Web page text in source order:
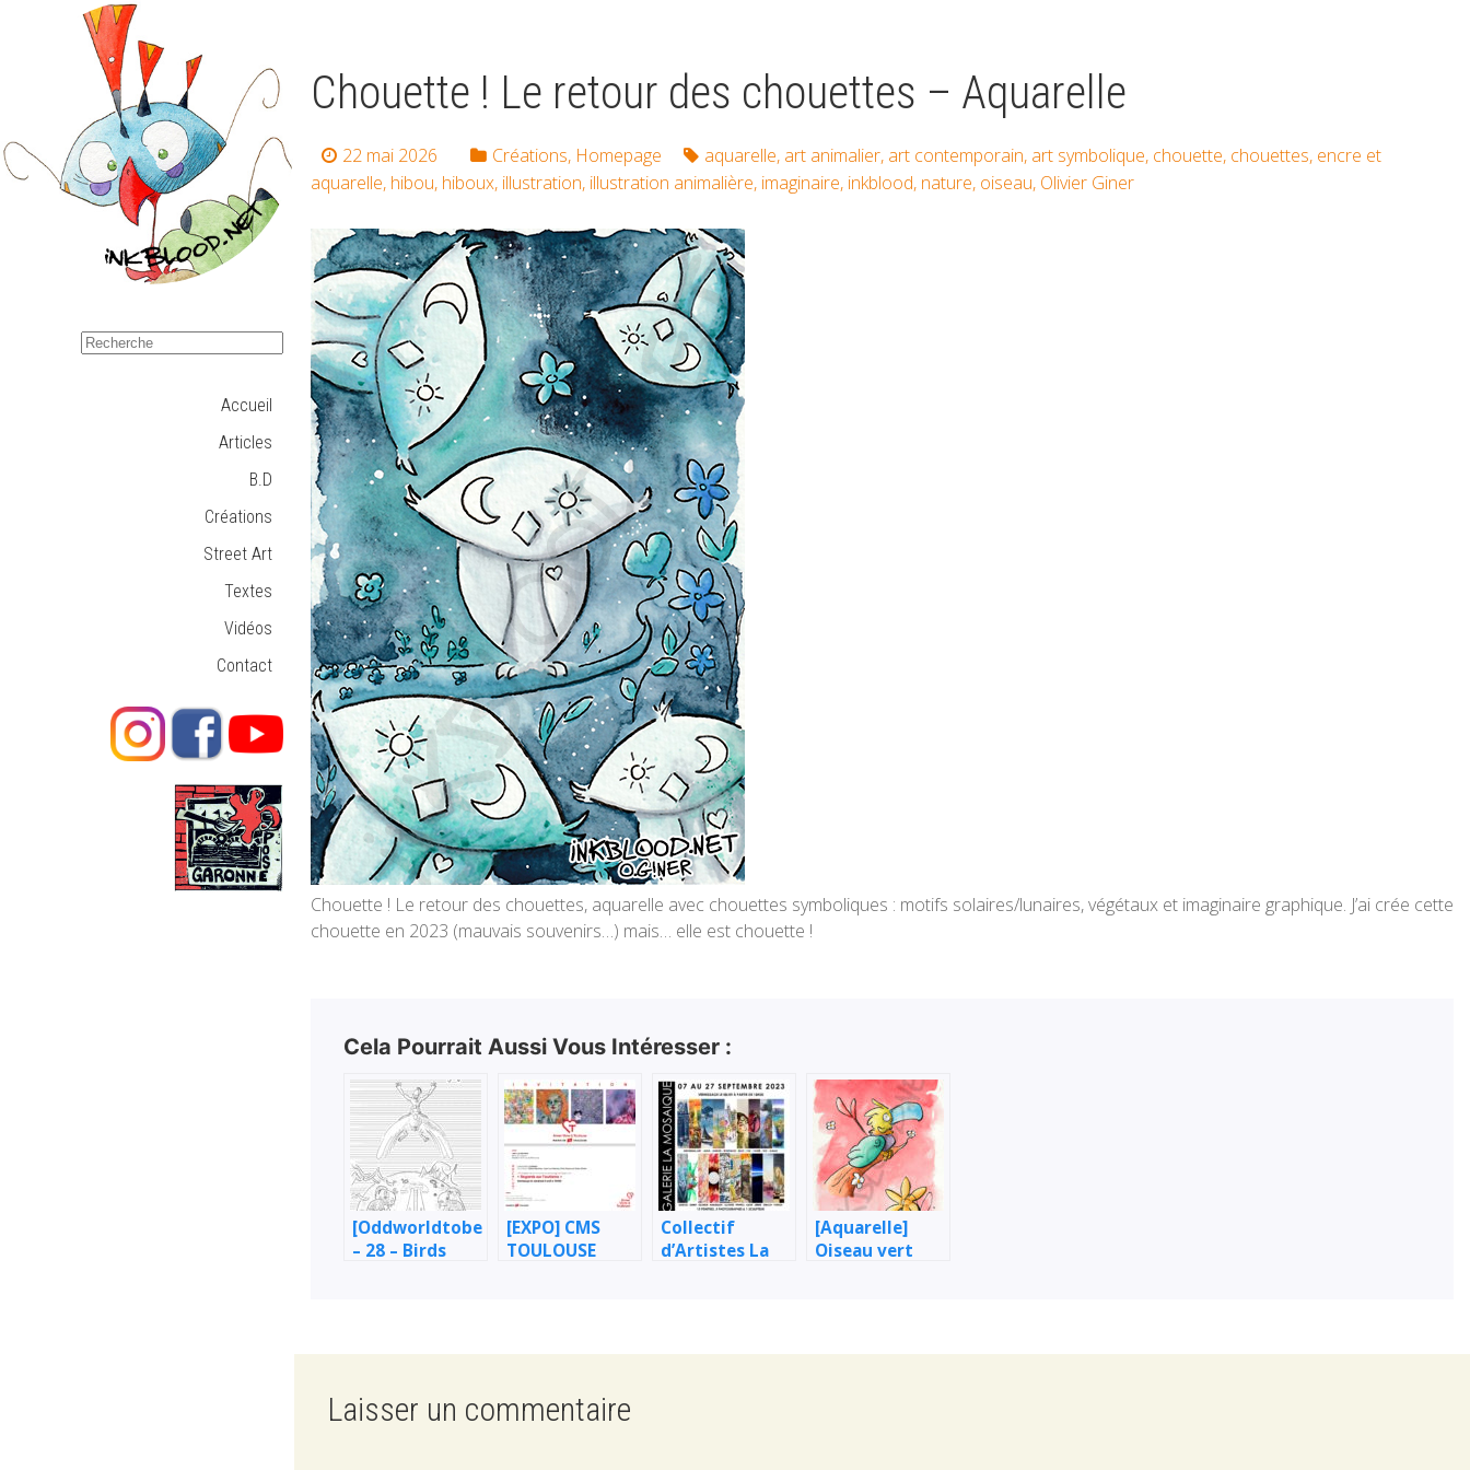
Accueil
Articles
B.D
Créations
Street Art
Textes
Vidéos
Contact
Chouette ! Le retour des chouettes – Aquarelle
22 mai 2026 Créations, Homepage aquarelle, art animalier, art contemporain, art symbolique, chouette, chouettes, encre et
aquarelle, hibou, hiboux, illustration, illustration animalière, imaginaire, inkblood, nature, oiseau, Olivier Giner
Chouette ! Le retour des chouettes, aquarelle avec chouettes symboliques : motifs solaires/lunaires, végétaux et imaginaire graphique. J’ai crée cette
chouette en 2023 (mauvais souvenirs…) mais… elle est chouette !
Cela Pourrait Aussi Vous Intéresser :
[Oddworldtober23]
– 28 – Birds
[EXPO] CMS
TOULOUSE
Collectif
d’Artistes La
[Aquarelle]
Oiseau vert
Laisser un commentaire